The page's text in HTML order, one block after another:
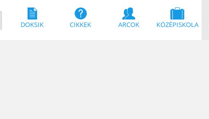
DOKSIK CIKKEK ARCOK KÖZÉPISKOLA